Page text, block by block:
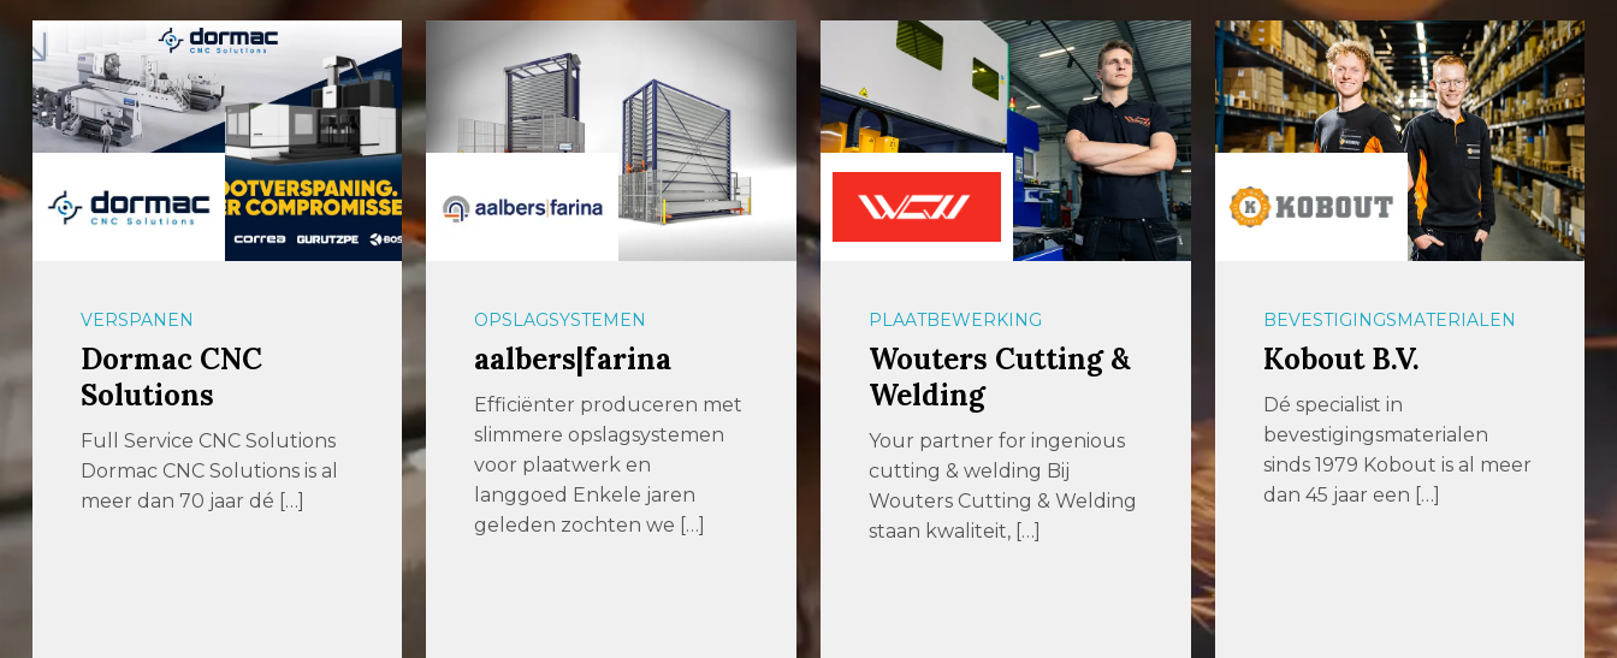
OPSLAGSYSTEMEN
aalbers|farina
Efficiënter produceren met
slimmere opslagsystemen
voor plaatwerk en
langgoed Enkele jaren
PLAATBEWERKING
Wouters Cutting &
Welding
Your partner for ingenious
cutting & welding Bij
Wouters Cutting & Welding
staan kwaliteit, […]
BEVESTIGINGSMATERIALEN
Kobout B.V.
Dé specialist in
bevestigingsmaterialen
sinds 1979 Kobout is al meer
dan 45 jaar een […]
PLAATBEWERKING
Th. Wortelboer BV
Th. Wortelboer levert,
verhuurt, repareert en
onderhoudt machines en
gereedschappen voor